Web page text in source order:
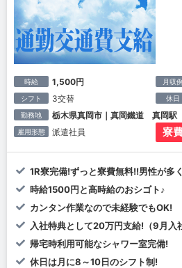
時給 1,500円 月収例
シフト 3交替 休日
勤務地 栃木県真岡市｜真岡鐵道 真岡駅
雇用形態 派遣社員 寮
1R寮完備!ずっと寮費無料!!男性が多
時給1500円と高時給のおシゴト♪
カンタン作業なので未経験でもOK!
入社特典として20万円支給!（9月入
帰宅時利用可能なシャワー室完備!
休日は月に8～10日のシフト制!